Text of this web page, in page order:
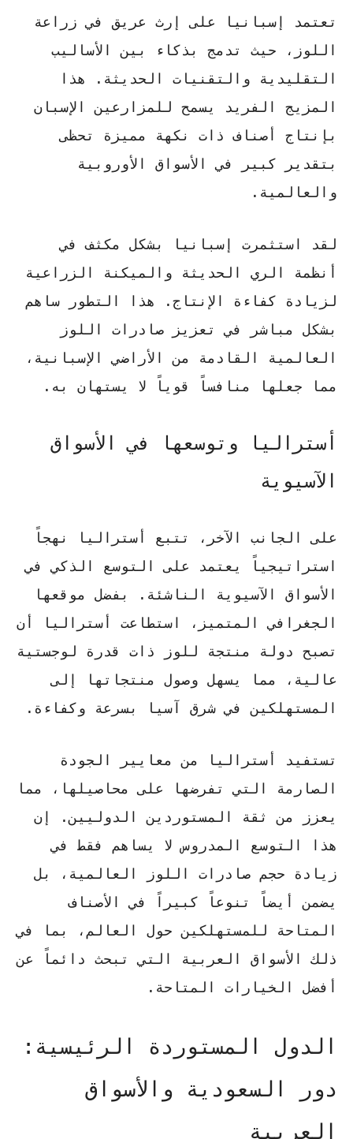
تعتمد إسبانيا على إرث عريق في زراعة
اللوز، حيث تدمج بذكاء بين
الأساليب
التقليدية والتقنيات الحديثة. هذا
المزيج الفريد يسمح للمزارعين الإسبان
بإنتاج أصناف ذات نكهة مميزة تحظى
بتقدير كبير في الأسواق الأوروبية
والعالمية.
لقد استثمرت إسبانيا بشكل مكثف في
أنظمة الري الحديثة والميكنة الزراعية
لزيادة كفاءة الإنتاج. هذا التطور ساهم
بشكل مباشر في تعزيز صادرات اللوز
العالمية القادمة من الأراضي الإسبانية،
مما جعلها منافساً قوياً لا يستهان به.
أستراليا وتوسعها في الأسواق
الآسيوية
على الجانب الآخر، تتبع أستراليا نهجاً
استراتيجياً يعتمد على التوسع الذكي في
الأسواق الآسيوية الناشئة. بفضل موقعها
الجغرافي المتميز، استطاعت أستراليا أن
تصبح دولة منتجة للوز
ذات قدرة لوجستية
عالية، مما يسهل وصول منتجاتها إلى
المستهلكين في شرق آسيا بسرعة وكفاءة.
تستفيد أستراليا من معايير الجودة
الصارمة التي تفرضها على محاصيلها، مما
يعزز من ثقة المستوردين الدوليين. إن
هذا التوسع المدروس لا يساهم فقط في
زيادة حجم صادرات اللوز العالمية ، بل
يضمن أيضاً تنوعاً كبيراً في الأصناف
المتاحة للمستهلكين حول العالم، بما في
ذلك الأسواق العربية التي تبحث دائماً عن
أفضل الخيارات المتاحة.
الدول المستوردة الرئيسية:
دور السعودية والأسواق
العربية